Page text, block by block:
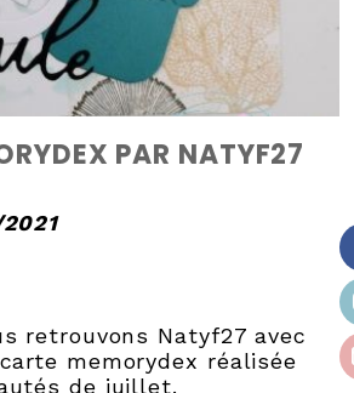
PAR NATYF27
retrouvons Natyf27 avec
memorydex réalisée
de juillet.